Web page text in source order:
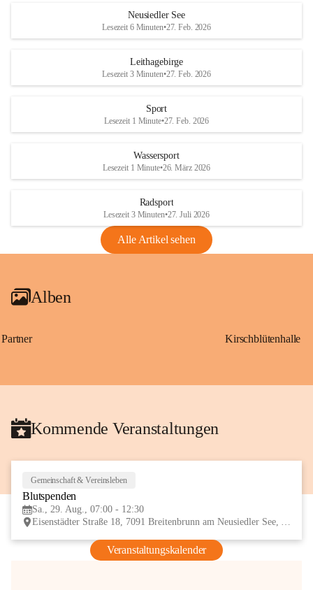
S
und den daraus folgenden wirtschaftlichen
Maßnahmen zur Bekämpfung
Rebe und der Amerikanischen
Anhang VBl. EU Nr. 18
1 Seite•1,4 MB
VBl. EU Nr. 18_2026
r
S
Neusiedler See
Lesezeit 6 Minuten•27. Feb. 2026
Leithagebirge
Lesezeit 3 Minuten•27. Feb. 2026
Sport
Lesezeit 1 Minute•27. Feb. 2026
Wassersport
Lesezeit 1 Minute•26. März 2026
Radsport
Lesezeit 3 Minuten•27. Juli 2026
Alle Artikel sehen
Alben
Partner Kirschblütenhalle
Kommende Veranstaltungen
Gemeinschaft & Vereinsleben
Blutspenden
Sa., 29. Aug., 07:00 - 12:30
Eisenstädter Straße 18, 7091 Breitenbrunn am Neusiedler See, AUT
Veranstaltungskalender